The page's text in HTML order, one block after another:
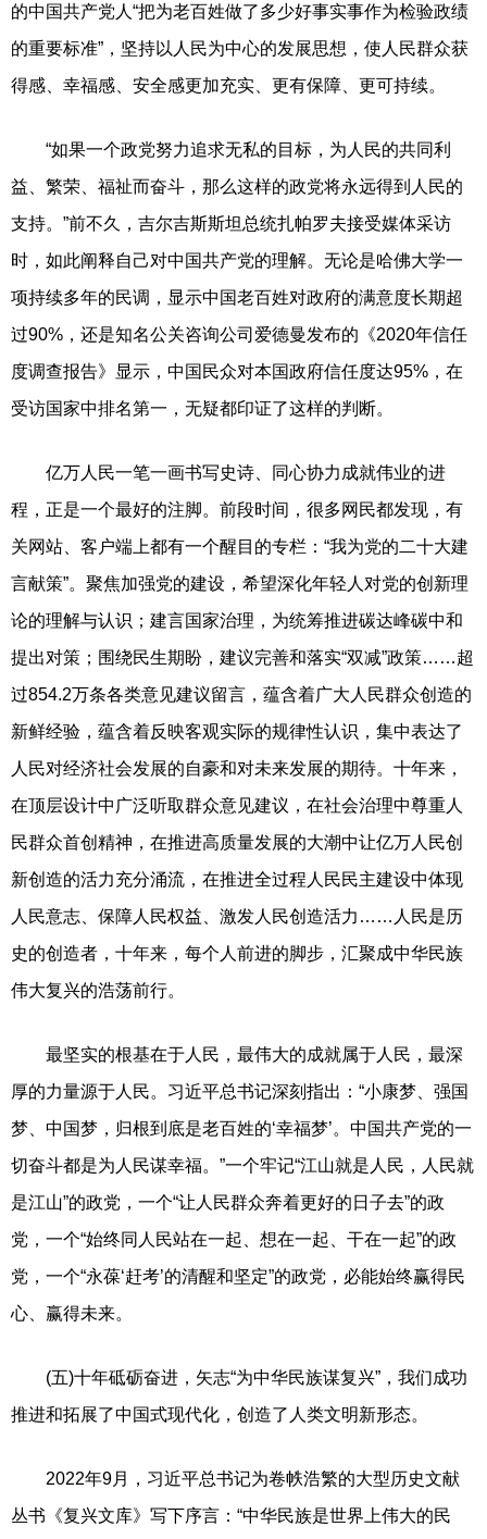
的中国共产党人“把为老百姓做了多少好事实事作为检验政绩
的重要标准”，坚持以人民为中心的发展思想，使人民群众获
得感、幸福感、安全感更加充实、更有保障、更可持续。
“如果一个政党努力追求无私的目标，为人民的共同利
益、繁荣、福祉而奋斗，那么这样的政党将永远得到人民的
支持。”前不久，吉尔吉斯斯坦总统扎帕罗夫接受媒体采访
时，如此阐释自己对中国共产党的理解。无论是哈佛大学一
项持续多年的民调，显示中国老百姓对政府的满意度长期超
过90%，还是知名公关咨询公司爱德曼发布的《2020年信任
度调查报告》显示，中国民众对本国政府信任度达95%，在
受访国家中排名第一，无疑都印证了这样的判断。
亿万人民一笔一画书写史诗、同心协力成就伟业的进
程，正是一个最好的注脚。前段时间，很多网民都发现，有
关网站、客户端上都有一个醒目的专栏：“我为党的二十大建
言献策”。聚焦加强党的建设，希望深化年轻人对党的创新理
论的理解与认识；建言国家治理，为统筹推进碳达峰碳中和
提出对策；围绕民生期盼，建议完善和落实“双减”政策……超
过854.2万条各类意见建议留言，蕴含着广大人民群众创造的
新鲜经验，蕴含着反映客观实际的规律性认识，集中表达了
人民对经济社会发展的自豪和对未来发展的期待。十年来，
在顶层设计中广泛听取群众意见建议，在社会治理中尊重人
民群众首创精神，在推进高质量发展的大潮中让亿万人民创
新创造的活力充分涌流，在推进全过程人民民主建设中体现
人民意志、保障人民权益、激发人民创造活力……人民是历
史的创造者，十年来，每个人前进的脚步，汇聚成中华民族
伟大复兴的浩荡前行。
最坚实的根基在于人民，最伟大的成就属于人民，最深
厚的力量源于人民。习近平总书记深刻指出：“小康梦、强国
梦、中国梦，归根到底是老百姓的‘幸福梦’。中国共产党的一
切奋斗都是为人民谋幸福。”一个牢记“江山就是人民，人民就
是江山”的政党，一个“让人民群众奔着更好的日子去”的政
党，一个“始终同人民站在一起、想在一起、干在一起”的政
党，一个“永葆‘赶考’的清醒和坚定”的政党，必能始终赢得民
心、赢得未来。
(五)十年砥砺奋进，矢志“为中华民族谋复兴”，我们成功
推进和拓展了中国式现代化，创造了人类文明新形态。
2022年9月，习近平总书记为卷帙浩繁的大型历史文献
丛书《复兴文库》写下序言：“中华民族是世界上伟大的民